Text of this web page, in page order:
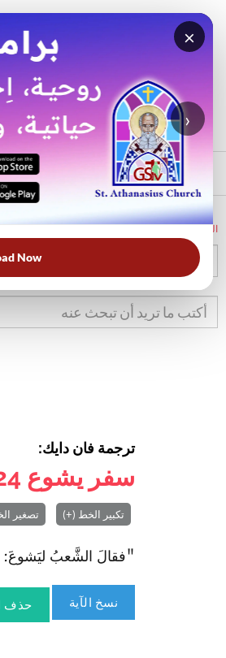
×
›
Now
الرئيسية
ترجمة فان دايك:
سفر يشوع
تكبير الخط (+) تصغير
"فقالَ الشَّعبُ ليَشوعَ:
نسخ الآية حذف